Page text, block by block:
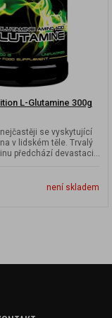
L-Glutamine 300g
se vyskytující
v lidském těle. Trvalý
předchází devastaci...
není skladem